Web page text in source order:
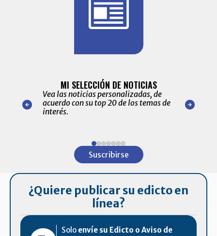
nuestro
para
MI SELECCIÓN DE NOTICIAS
Vea las noticias personalizadas, de
acuerdo con su top 20 de los temas de
interés.
de las
Suscribirse
¿Quiere publicar su edicto en
línea?
Solo envíe su Edicto o Aviso de